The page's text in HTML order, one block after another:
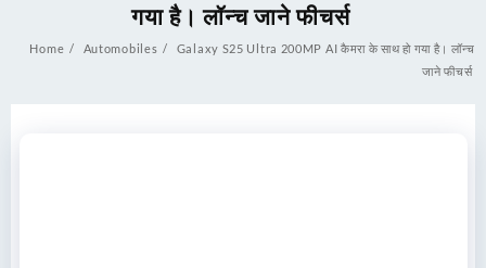
गया है। लॉन्च जाने फीचर्स
Home Automobiles
Galaxy S25 Ultra 200MP AI कैमरा के साथ हो गया है। लॉन्च
जाने फीचर्स